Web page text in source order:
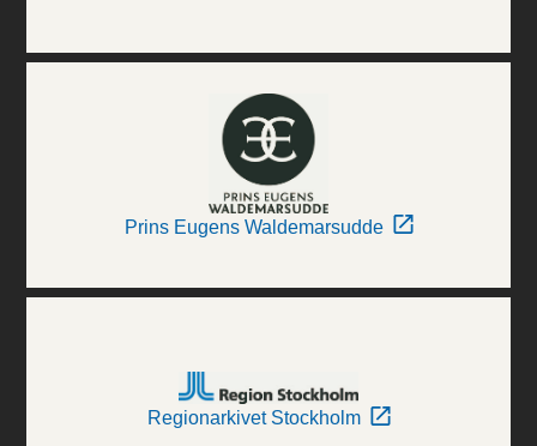
Prins Eugens Waldemarsudde
Regionarkivet Stockholm